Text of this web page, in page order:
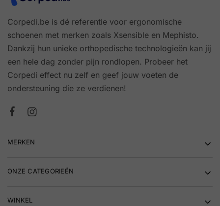
Corpedi.be is dé referentie voor ergonomische
schoenen met merken zoals Xsensible en Mephisto.
Dankzij hun unieke orthopedische technologieën kan jij
een hele dag zonder pijn rondlopen. Probeer het
Corpedi effect nu zelf en geef jouw voeten de
ondersteuning die ze verdienen!
MERKEN
ONZE CATEGORIEËN
WINKEL